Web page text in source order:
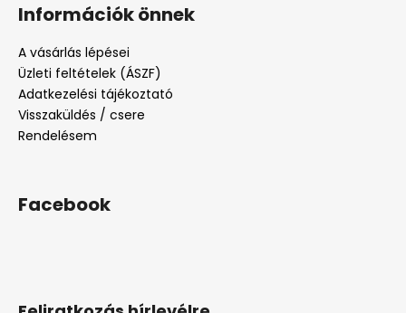
Információk önnek
A vásárlás lépései
Üzleti feltételek (ÁSZF)
Adatkezelési tájékoztató
Visszaküldés / csere
Rendelésem
Facebook